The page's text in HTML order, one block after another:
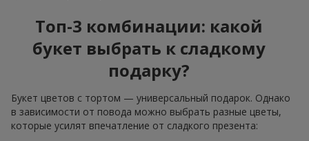
Топ-3 комбинации: какой
букет выбрать к сладкому
подарку?
Букет цветов с тортом — универсальный подарок. Однако
в зависимости от повода можно выбрать разные цветы,
которые усилят впечатление от сладкого презента: